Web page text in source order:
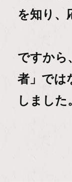
を知り、
ですから
者」では
しました